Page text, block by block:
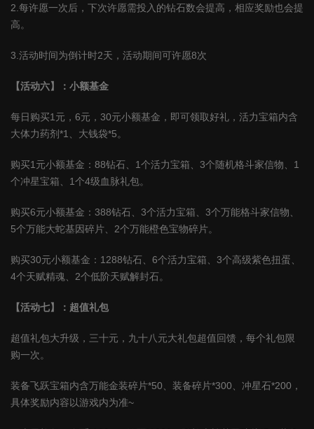
2.每许愿一次后，下次许愿需投入的钻石数会提高，相应奖励也会提
高。
3.活动时间为倒计时2天，活动期间可许愿8次
【活动六】：小额基金
每日购买1元，6元，30元小额基金，即可领取好礼，活力宝箱内含
大体力药剂*1、大钱袋*5。
购买1元小额基金：88钻石、1个活力宝箱、3个随机格斗家信物、1
个冲星宝箱、1个4级血脉礼包。
购买6元小额基金：388钻石、3个活力宝箱、3个万能格斗家信物、
5个万能大蛇基因碎片、2个万能橙色宝物碎片。
购买30元小额基金：1288钻石、6个活力宝箱、3个高级紫色扭蛋、
4个天赋精魂、2个低阶天赋解封石。
【活动七】：超值礼包
超值礼包大升级，三十元，九十八元大礼包超值回馈，每个礼包限
购一次。
装备飞跃宝箱内含万能金装碎片*50、装备碎片*300、冲星石*200，
具体奖励内容以游戏内为准~